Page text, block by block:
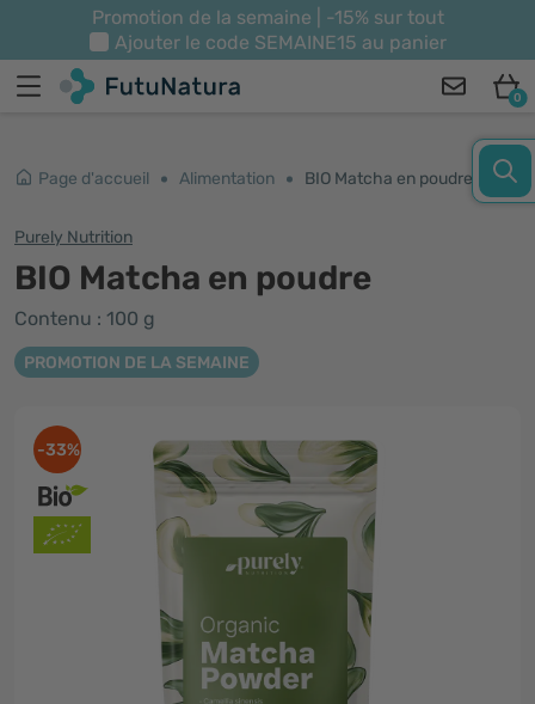
Promotion de la semaine | -15% sur tout
Ajouter le code SEMAINE15 au panier
0
Page d'accueil Alimentation BIO Matcha en poudre
Purely Nutrition
BIO Matcha en poudre
Contenu : 100 g
PROMOTION DE LA SEMAINE
-33%